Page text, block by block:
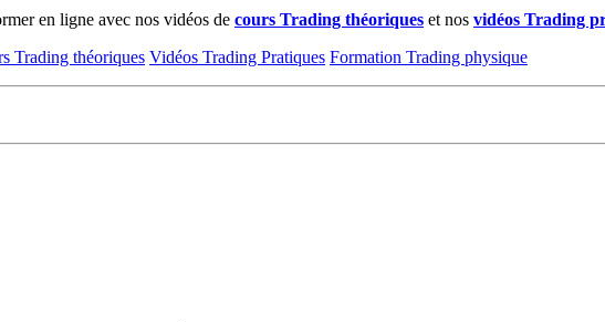
en ligne avec nos vidéos de cours Trading théoriques et nos vidéos Trading
Trading théoriques Vidéos Trading Pratiques Formation Trading physique